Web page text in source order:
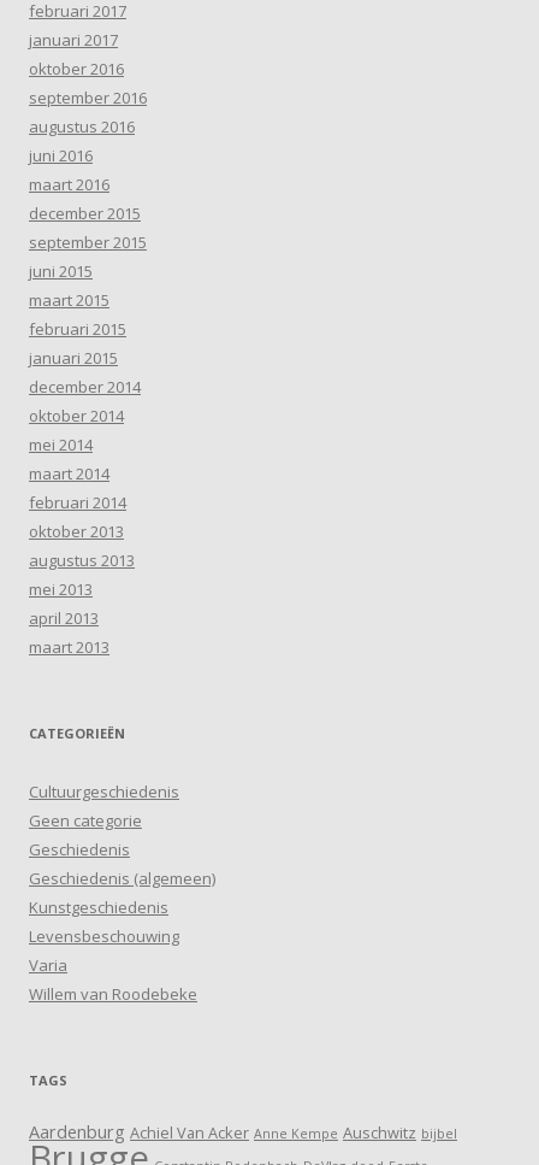
februari 2017
januari 2017
oktober 2016
september 2016
augustus 2016
juni 2016
maart 2016
december 2015
september 2015
juni 2015
maart 2015
februari 2015
januari 2015
december 2014
oktober 2014
mei 2014
maart 2014
februari 2014
oktober 2013
augustus 2013
mei 2013
april 2013
maart 2013
CATEGORIEËN
Cultuurgeschiedenis
Geen categorie
Geschiedenis
Geschiedenis (algemeen)
Kunstgeschiedenis
Levensbeschouwing
Varia
Willem van Roodebeke
TAGS
Aardenburg Achiel Van Acker Anne Kempe Auschwitz bijbel